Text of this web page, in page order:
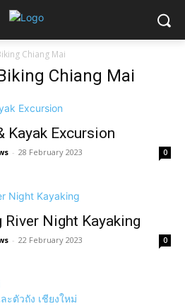
Chiang Mai
Chiang Mai
Kayak Excursion
- 28 February 2023 0
River Night Kayaking
- 22 February 2023 0
ตัวถัง เชียงใหม่